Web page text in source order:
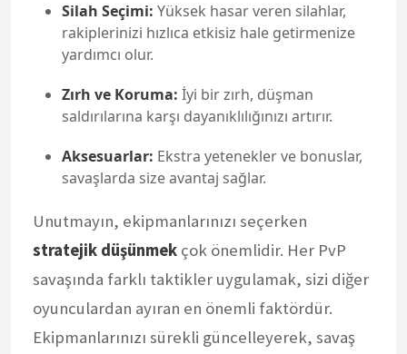
Silah Seçimi: Yüksek hasar veren silahlar,
rakiplerinizi hızlıca etkisiz hale getirmenize
yardımcı olur.
Zırh ve Koruma: İyi bir zırh, düşman
saldırılarına karşı dayanıklılığınızı artırır.
Aksesuarlar: Ekstra yetenekler ve bonuslar,
savaşlarda size avantaj sağlar.
Unutmayın, ekipmanlarınızı seçerken
stratejik düşünmek çok önemlidir. Her PvP
savaşında farklı taktikler uygulamak, sizi diğer
oyunculardan ayıran en önemli faktördür.
Ekipmanlarınızı sürekli güncelleyerek, savaş